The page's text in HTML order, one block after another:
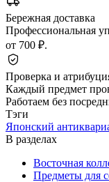
Бережная доставка
Профессиональная
от 700 ₽.
Проверка и
Каждый предмет
Работаем без
Тэги
Японский
В разделах
Восточная
Предметы для